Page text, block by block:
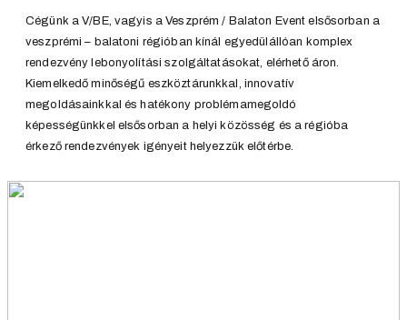
Cégünk a V/BE, vagyis a Veszprém / Balaton Event elsősorban a
veszprémi – balatoni régióban kínál egyedülállóan komplex
rendezvény lebonyolítási szolgáltatásokat, elérhető áron.
Kiemelkedő minőségű eszköztárunkkal, innovatív
megoldásainkkal és hatékony problémamegoldó
képességünkkel elsősorban a helyi közösség és a régióba
érkező rendezvények igényeit helyezzük előtérbe.